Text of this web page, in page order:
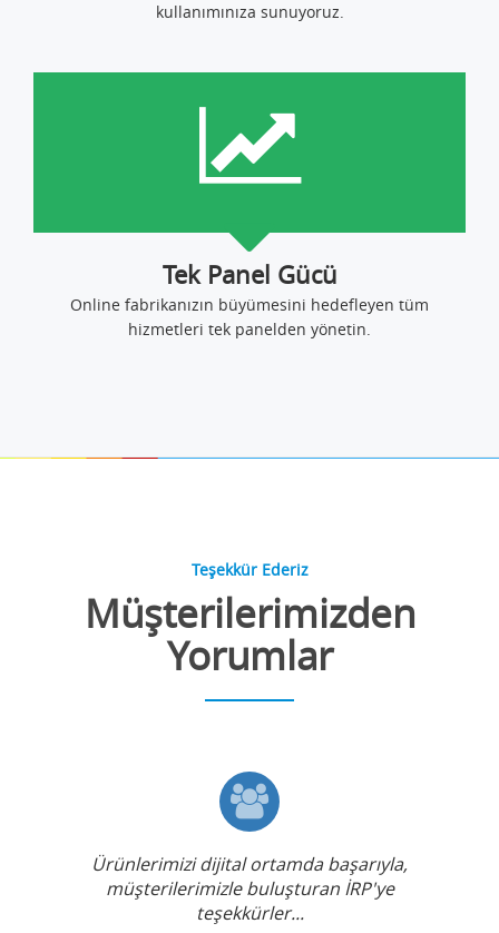
kullanımınıza sunuyoruz.
Tek Panel Gücü
Online fabrikanızın büyümesini hedefleyen tüm
hizmetleri tek panelden yönetin.
Teşekkür Ederiz
Müşterilerimizden
Yorumlar
Ürünlerimizi dijital ortamda başarıyla,
müşterilerimizle buluşturan İRP'ye
teşekkürler...